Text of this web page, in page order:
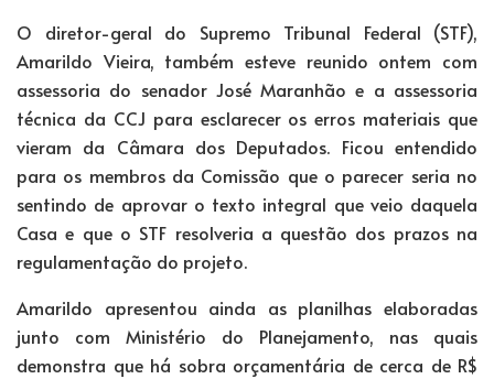
O diretor-geral do Supremo Tribunal Federal (STF),
Amarildo Vieira, também esteve reunido ontem com
assessoria do senador José Maranhão e a assessoria
técnica da CCJ para esclarecer os erros materiais que
vieram da Câmara dos Deputados. Ficou entendido
para os membros da Comissão que o parecer seria no
sentindo de aprovar o texto integral que veio daquela
Casa e que o STF resolveria a questão dos prazos na
regulamentação do projeto.
Amarildo apresentou ainda as planilhas elaboradas
junto com Ministério do Planejamento, nas quais
demonstra que há sobra orçamentária de cerca de R$